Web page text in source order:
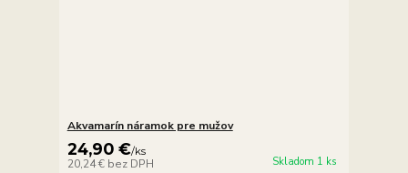
Akvamarín náramok pre mužov
24,90 €/ks
20,24 € bez DPH Skladom 1 ks